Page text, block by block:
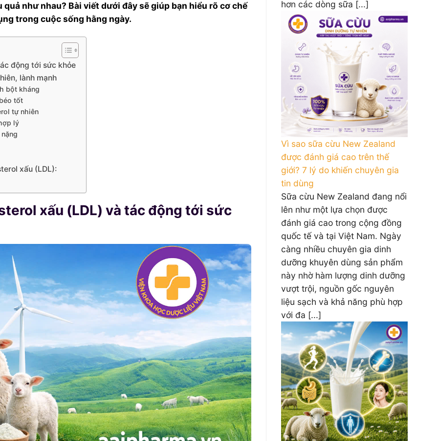
như nhau? Bài viết dưới đây sẽ giúp bạn hiểu rõ cơ chế
trong cuộc sống hằng ngày.
động tới sức khỏe
lành mạnh
bột kháng
tốt
tự nhiên
lý
xấu (LDL):
xấu (LDL) và tác động tới sức
hơn các dòng sữa [...]
Vì sao sữa cừu New Zealand
được đánh giá cao trên thế
giới? 7 lý do khiến chuyên gia
tin dùng
Sữa cừu New Zealand đang nổi
lên như một lựa chọn được
đánh giá cao trong cộng đồng
quốc tế và tại Việt Nam. Ngày
càng nhiều chuyên gia dinh
dưỡng khuyên dùng sản phẩm
này nhờ hàm lượng dinh dưỡng
vượt trội, nguồn gốc nguyên
liệu sạch và khả năng phù hợp
với đa [...]